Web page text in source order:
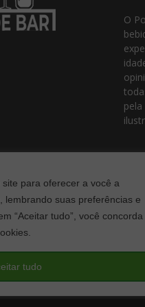
para oferecer a você a
lembrando suas preferências e
“Aceitar tudo”, você concorda
tudo
O